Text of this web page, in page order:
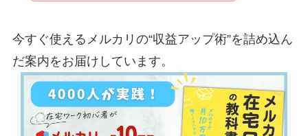
今すぐ使えるメルカリの“収益アップ術”を詰め込ん
だ案内をお届けしています。